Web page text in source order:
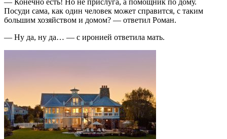
Посуди сама, как один человек может справится, с таким
большим хозяйством и домом? — ответил Роман.
— Ну да, ну да… — с иронией ответила мать.